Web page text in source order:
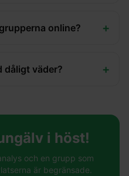
online? +
dåligt väder? +
i höst!
och en grupp som
är begränsade.